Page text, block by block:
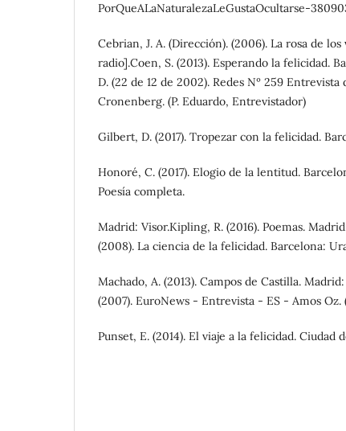
PorQueALaNaturalezaLeGustaOcultarse-
Cebrian, J. A. (Dirección). (2006). La rosa de
radio].Coen, S. (2013). Esperando la felicidad.
D. (22 de 12 de 2002). Redes Nº 259 Entrevista
Cronenberg. (P. Eduardo, Entrevistador)
Gilbert, D. (2017). Tropezar con la felicidad.
Honoré, C. (2017). Elogio de la lentitud.
Poesía completa.
Madrid: Visor.Kipling, R. (2016). Poemas.
(2008). La ciencia de la felicidad. Barcelona:
Machado, A. (2013). Campos de Castilla.
(2007). EuroNews - Entrevista - ES - Amos
Punset, E. (2014). El viaje a la felicidad. Ciudad